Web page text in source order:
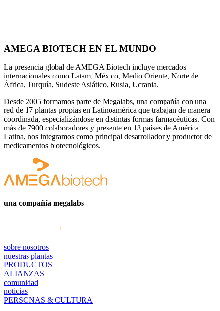
AMEGA BIOTECH EN EL MUNDO
La presencia global de AMEGA Biotech incluye mercados
internacionales como Latam, México, Medio Oriente, Norte de
África, Turquía, Sudeste Asiático, Rusia, Ucrania.
Desde 2005 formamos parte de Megalabs, una compañía con una
red de 17 plantas propias en Latinoamérica que trabajan de manera
coordinada, especializándose en distintas formas farmacéuticas. Con
más de 7900 colaboradores y presente en 18 países de América
Latina, nos integramos como principal desarrollador y productor de
medicamentos biotecnológicos.
una compañía megalabs
sobre nosotros
nuestras plantas
PRODUCTOS
ALIANZAS
comunidad
noticias
PERSONAS & CULTURA